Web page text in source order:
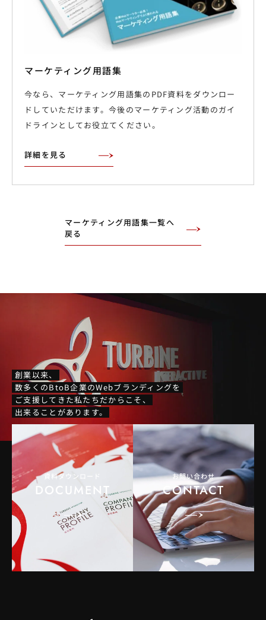
マーケティング用語集
今なら、マーケティング用語集のPDF資料をダウンロー
ドしていただけます。今後のマーケティング活動のガイ
ドラインとしてお役立てください。
詳細を見る
マーケティング用語集一覧へ
戻る
創業以来、
数多くのBtoB企業のWebブランディングを
ご支援してきた私たちだからこそ、
出来ることがあります。
資料ダウンロード
DOCUMENT
お問い合わせ
CONTACT